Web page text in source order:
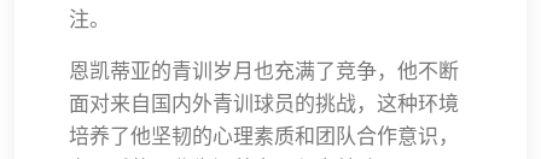
注。
恩凯蒂亚的青训岁月也充满了竞争，他不断
面对来自国内外青训球员的挑战，这种环境
培养了他坚韧的心理素质和团队合作意识，